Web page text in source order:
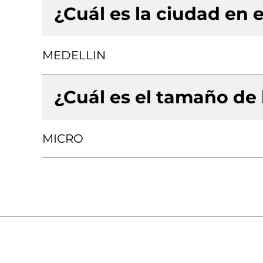
¿Cuál es la ciudad en
MEDELLIN
¿Cuál es el tamaño
MICRO